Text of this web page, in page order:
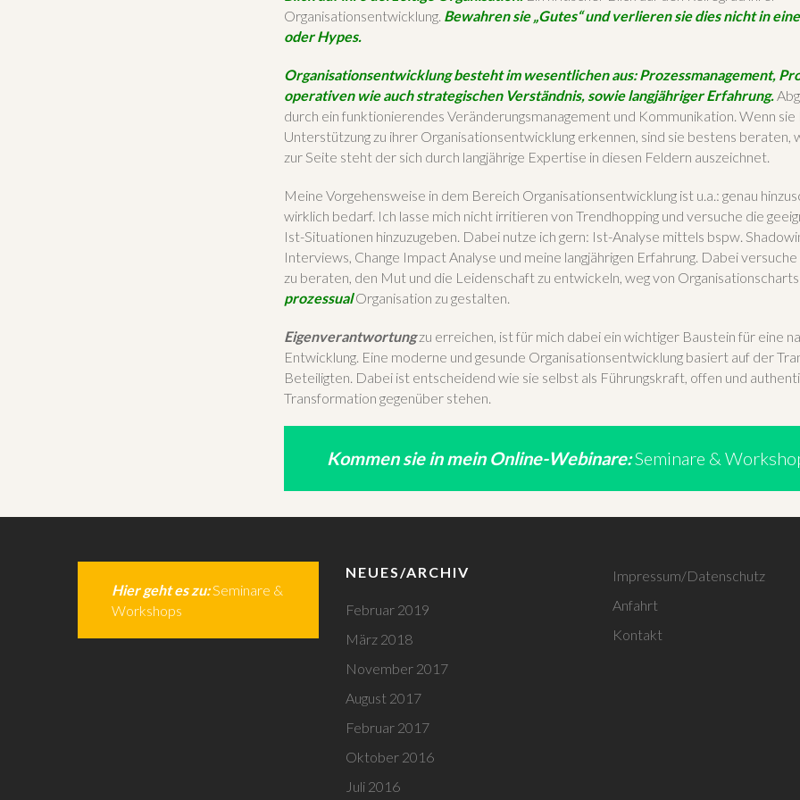
Organisationsentwicklung. Bewahren sie „Gutes“ und verlieren sie dies nicht in
oder Hypes.
Organisationsentwicklung besteht im wesentlichen aus: Prozessmanagement,
operativen wie auch strategischen Verständnis, sowie langjähriger Erfahrung.
durch ein funktionierendes Veränderungsmanagement und Kommunikation. Wenn sie
Unterstützung zu ihrer Organisationsentwicklung erkennen, sind sie bestens beraten,
zur Seite steht der sich durch langjährige Expertise in diesen Feldern auszeichnet.
Meine Vorgehensweise in dem Bereich Organisationsentwicklung ist u.a.: genau
wirklich bedarf. Ich lasse mich nicht irritieren von Trendhopping und versuche die
Ist-Situationen hinzuzugeben. Dabei nutze ich gern: Ist-Analyse mittels bspw.
Interviews, Change Impact Analyse und meine langjährigen Erfahrung. Dabei versuche
zu beraten, den Mut und die Leidenschaft zu entwickeln, weg von
prozessualOrganisation zu gestalten.
Eigenverantwortungzu erreichen, ist für mich dabei ein wichtiger Baustein für eine
Entwicklung. Eine moderne und gesunde Organisationsentwicklung basiert auf der
Beteiligten. Dabei ist entscheidend wie sie selbst als Führungskraft, offen und
Transformation gegenüber stehen.
Kommen sie in mein Online-Webinare:Seminare &
Hier geht es zu: Seminare &
Workshops
NEUES/ARCHIV
Februar 2019
März 2018
November 2017
August 2017
Februar 2017
Oktober 2016
Juli 2016
Impressum/Datenschutz
Anfahrt
Kontakt